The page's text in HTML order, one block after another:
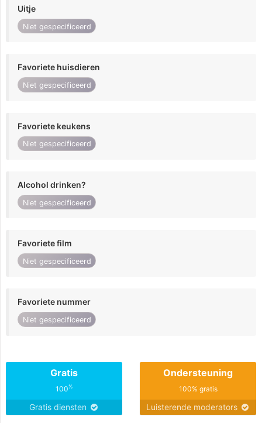
Uitje
Niet gespecificeerd
Favoriete huisdieren
Niet gespecificeerd
Favoriete keukens
Niet gespecificeerd
Alcohol drinken?
Niet gespecificeerd
Favoriete film
Niet gespecificeerd
Favoriete nummer
Niet gespecificeerd
Gratis
100%
Gratis diensten
Ondersteuning
100% gratis
Luisterende moderators